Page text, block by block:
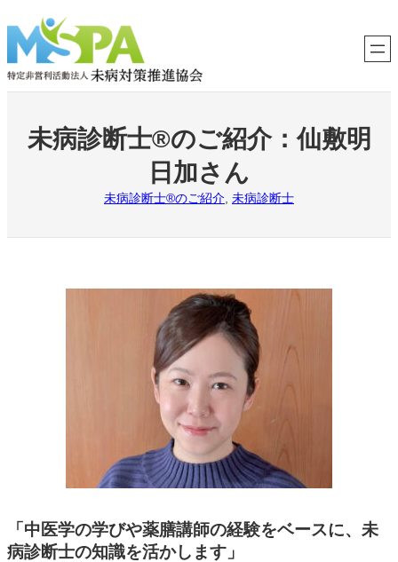
容
を
ス
キ
未病診断士®のご紹介：仙敷明
日加さん
未病診断士®のご紹介 未病診断士
「中医学の学びや薬膳講師の経験をベースに、未
病診断士の知識を活かします」